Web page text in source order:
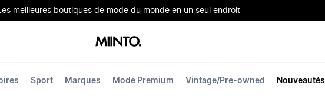
meilleures boutiques de mode du monde en un seul endroit
Sport Marques Mode Premium Vintage/Pre-owned Nouveautés